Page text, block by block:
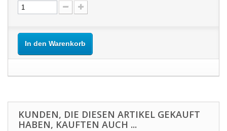
In den Warenkorb
KUNDEN, DIE DIESEN ARTIKEL GEKAUFT
HABEN, KAUFTEN AUCH ...